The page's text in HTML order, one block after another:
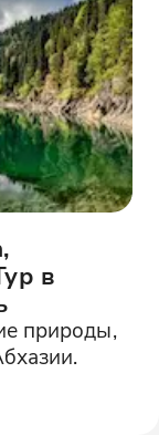
в
природы,